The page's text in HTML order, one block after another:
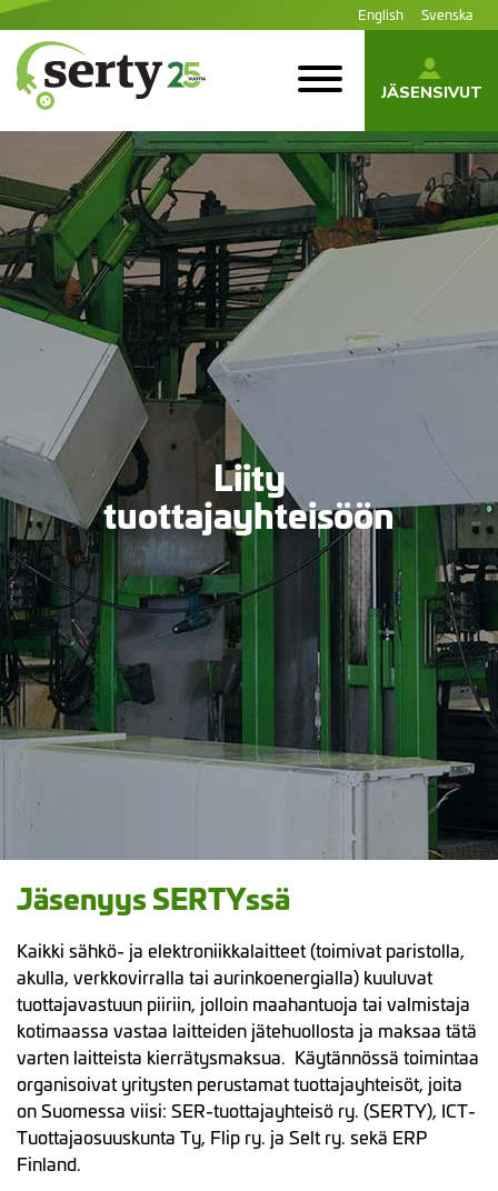
Siirry
sisältöön
English Svenska
SERTY | SER-
tuottajayhteisö
JÄSENSIVUT
Liity
tuottajayhteisöön
Jäsenyys SERTYssä
Kaikki sähkö- ja elektroniikkalaitteet (toimivat paristolla,
akulla, verkkovirralla tai aurinkoenergialla) kuuluvat
tuottajavastuun piiriin, jolloin maahantuoja tai valmistaja
kotimaassa vastaa laitteiden jätehuollosta ja maksaa tätä
varten laitteista kierrätysmaksua. Käytännössä toimintaa
organisoivat yritysten perustamat tuottajayhteisöt, joita
on Suomessa viisi: SER-tuottajayhteisö ry. (SERTY), ICT-
Tuottajaosuuskunta Ty, Flip ry. ja Selt ry. sekä ERP
Finland.